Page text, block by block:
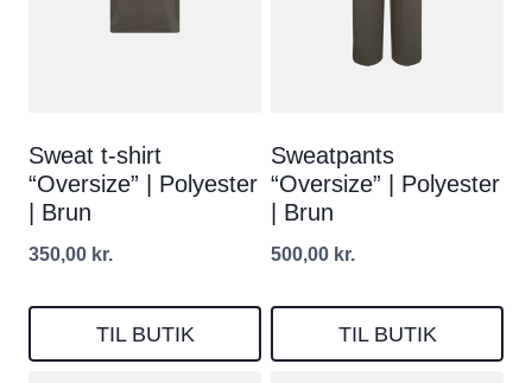
Sweat t-shirt
“Oversize” | Polyester
| Brun
350,00 kr.
TIL BUTIK
Sweatpants
“Oversize” | Polyester
| Brun
500,00 kr.
TIL BUTIK